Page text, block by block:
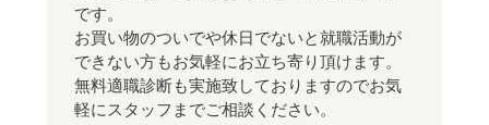
です。
お買い物のついでや休日でないと就職活動が
できない方もお気軽にお立ち寄り頂けます。
無料適職診断も実施致しておりますのでお気
軽にスタッフまでご相談ください。